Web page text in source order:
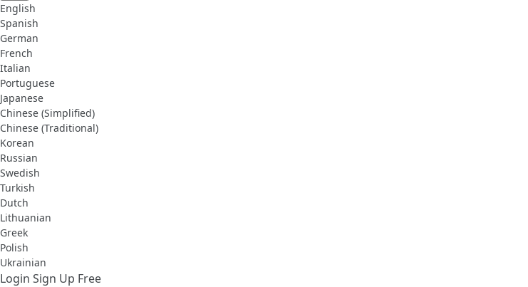
English
Spanish
German
French
Italian
Portuguese
Japanese
Chinese (Simplified)
Chinese (Traditional)
Korean
Russian
Swedish
Turkish
Dutch
Lithuanian
Greek
Polish
Ukrainian
Login Sign Up Free